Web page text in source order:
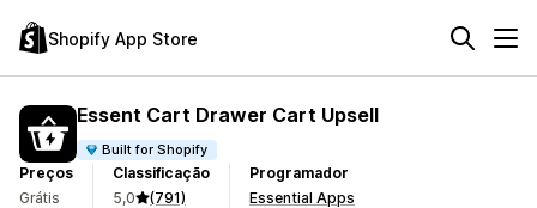
Shopify App Store
Essent Cart Drawer Cart Upsell
Built for Shopify
Preços
Grátis
Classificação
5,0
(791)
Programador
Essential Apps